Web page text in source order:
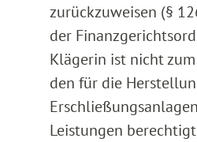
zurückzuweisen (§
der
Klägerin ist nicht
den für die
Leistungen